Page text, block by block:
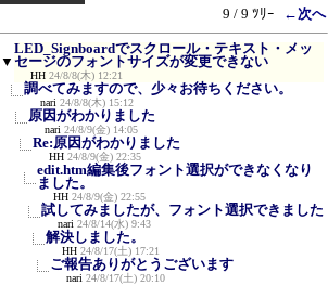
9 / 9 ﾂﾘｰ
←次へ
▼
LED_Signboardでスクロール・テキスト・メッ
セージのフォントサイズが変更できない
HH 24/8/8(木) 12:21
調べてみますので、少々お待ちください。
nari 24/8/8(木) 15:12
原因がわかりました
nari 24/8/9(金) 14:05
Re:原因がわかりました
HH 24/8/9(金) 22:35
edit.htm編集後フォント選択ができなくなり
ました。
HH 24/8/9(金) 22:55
試してみましたが、フォント選択できました
nari 24/8/14(水) 9:43
解決しました。
HH 24/8/17(土) 17:21
ご報告ありがとうございます
nari 24/8/17(土) 20:10